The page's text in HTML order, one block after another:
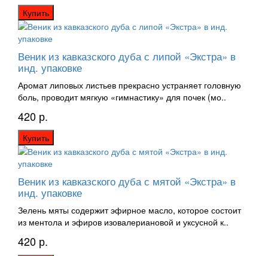
Купить
Веник из кавказского дуба с липой «Экстра» в
инд. упаковке
Аромат липовых листьев прекрасно устраняет головную
боль, проводит мягкую «гимнастику» для почек (мо..
420 р.
Купить
Веник из кавказского дуба с мятой «Экстра» в
инд. упаковке
Зелень мяты содержит эфирное масло, которое состоит
из ментола и эфиров изовалериановой и уксусной к..
420 р.